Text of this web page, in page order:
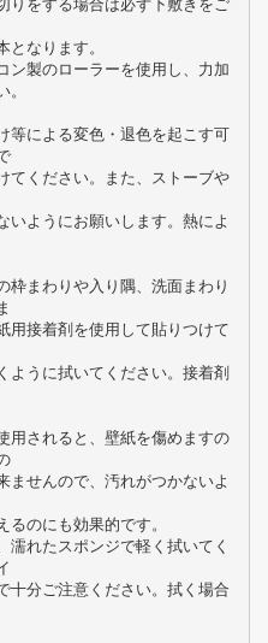
りをする場合は必ず下敷きをご
となります。
ン製のローラーを使用し、力加
等による変色・退色を起こす可
てください。また、ストーブや
いようにお願いします。熱によ
枠まわりや入り隅、洗面まわり
用接着剤を使用して貼りつけて
ように拭いてください。接着剤
用されると、壁紙を傷めますの
ませんので、汚れがつかないよ
のにも効果的です。
濡れたスポンジで軽く拭いてく
十分ご注意ください。拭く場合